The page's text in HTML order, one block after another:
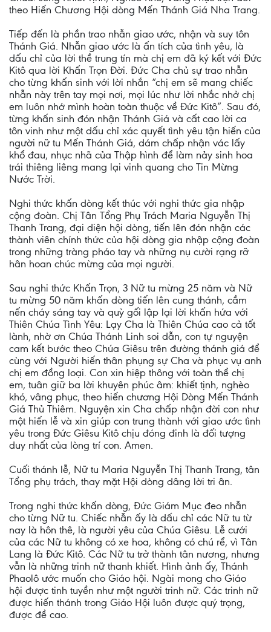
theo Hiến Chương Hội dòng Mến Thánh Giá Nha Trang.
Tiếp đến là phần trao nhẫn giao ước, nhận và suy tôn
Thánh Giá. Nhẫn giao ước là ấn tích của tình yêu, là
dấu chỉ của lời thề trung tín mà chị em đã ký kết với Đức
Kitô qua lời Khấn Trọn Đời. Đức Cha chủ sự trao nhẫn
cho từng khấn sinh với lời nhắn “chị em sẽ mang chiếc
nhẫn này trên tay mọi nơi, mọi lúc như lời nhắc nhở chị
em luôn nhớ mình hoàn toàn thuộc về Đức Kitô”. Sau đó,
từng khấn sinh đón nhận Thánh Giá và cất cao lời ca
tôn vinh như một dấu chỉ xác quyết tình yêu tận hiến của
người nữ tu Mến Thánh Giá, dám chấp nhận vác lấy
khổ đau, nhục nhã của Thập hình để làm nảy sinh hoa
trái thiêng liêng mang lại vinh quang cho Tin Mừng
Nước Trời.
Nghi thức khấn dòng kết thúc với nghi thức gia nhập
cộng đoàn. Chị Tân Tổng Phụ Trách Maria Nguyễn Thị
Thanh Trang, đại diện hội dòng, tiến lên đón nhận các
thành viên chính thức của hội dòng gia nhập cộng đoàn
trong những tràng pháo tay và những nụ cười rạng rỡ
hân hoan chúc mừng của mọi người.
Sau nghi thức Khấn Trọn, 3 Nữ tu mừng 25 năm và Nữ
tu mừng 50 năm khấn dòng tiến lên cung thánh, cầm
nến cháy sáng tay và quỳ gối lập lại lời khấn hứa với
Thiên Chúa Tình Yêu: Lạy Cha là Thiên Chúa cao cả tốt
lành, nhờ ơn Chúa Thánh Linh soi dẫn, con tự nguyện
cam kết bước theo Chúa Giêsu trên đường thánh giá để
cùng với Người hiến thân phụng sự Cha và phục vụ anh
chị em đồng loại. Con xin hiệp thông với toàn thể chị
em, tuân giữ ba lời khuyên phúc âm: khiết tịnh, nghèo
khó, vâng phục, theo hiến chương Hội Dòng Mến Thánh
Giá Thủ Thiêm. Nguyện xin Cha chấp nhận đời con như
một hiến lễ và xin giúp con trung thành với giao ước tình
yêu trong Đức Giêsu Kitô chịu đóng đinh là đối tượng
duy nhất của lòng trí con. Amen.
Cuối thánh lễ, Nữ tu Maria Nguyễn Thị Thanh Trang, tân
Tổng phụ trách, thay mặt Hội dòng dâng lời tri ân.
Trong nghi thức khấn dòng, Đức Giám Mục đeo nhẫn
cho từng Nữ tu. Chiếc nhẫn ấy là dấu chỉ các Nữ tu từ
nay là hôn thê, là người yêu của Chúa Giêsu. Lễ cưới
của các Nữ tu không có xe hoa, không có chú rể, vì Tân
Lang là Đức Kitô. Các Nữ tu trở thành tân nương, nhưng
vẫn là những trinh nữ thanh khiết. Hình ảnh ấy, Thánh
Phaolô ước muốn cho Giáo hội. Ngài mong cho Giáo
hội được tinh tuyền như một người trinh nữ. Các trinh nữ
được hiến thánh trong Giáo Hội luôn được quý trọng,
được đề cao.